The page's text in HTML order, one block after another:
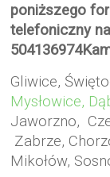
poniższego
telefoniczny
Gliwice,
Mysłowice,
Jaworzno,
Zabrze,
Mikołów,